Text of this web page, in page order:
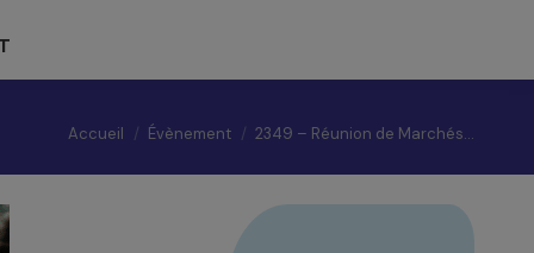
Vous êtes ici :
Accueil Évènement 2349 – Réunion de Marchés…